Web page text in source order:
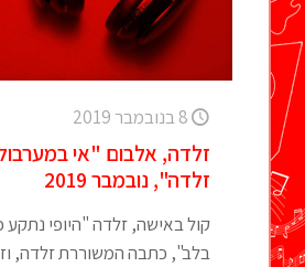
8 בנובמבר 2019
זלדה, אלבום "אי
זלדה", נובמבר 2019
קול באישה, זלדה "היופי נתקע
בלב", כתבה המשוררת זלדה,